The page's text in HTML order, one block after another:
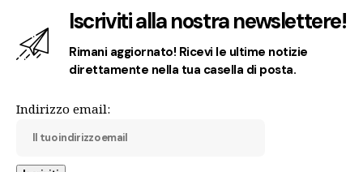
Iscriviti alla nostra newslettere!
Rimani aggiornato! Ricevi le ultime notizie
direttamente nella tua casella di posta.
Indirizzo email: